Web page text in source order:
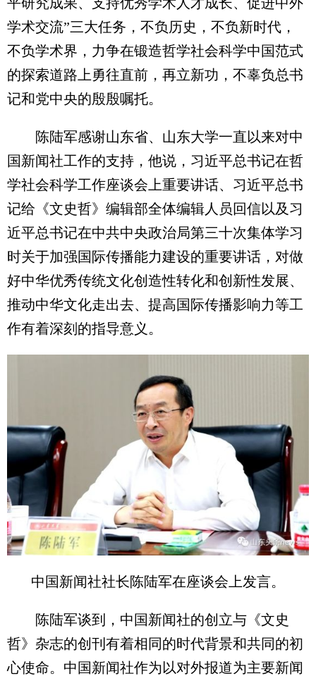
学术交流”三大任务，不负历史，不负新时代，
不负学术界，力争在锻造哲学社会科学中国范式
的探索道路上勇往直前，再立新功，不辜负总书
记和党中央的殷殷嘱托。
陈陆军感谢山东省、山东大学一直以来对中
国新闻社工作的支持，他说，习近平总书记在哲
学社会科学工作座谈会上重要讲话、习近平总书
记给《文史哲》编辑部全体编辑人员回信以及习
近平总书记在中共中央政治局第三十次集体学习
时关于加强国际传播能力建设的重要讲话，对做
好中华优秀传统文化创造性转化和创新性发展、
推动中华文化走出去、提高国际传播影响力等工
作有着深刻的指导意义。
中国新闻社社长陈陆军在座谈会上发言。
陈陆军谈到，中国新闻社的创立与《文史
哲》杂志的创刊有着相同的时代背景和共同的初
心使命。中国新闻社作为以对外报道为主要新闻